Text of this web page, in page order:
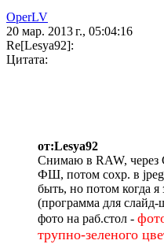
OperLV
20 мар. 2013 г., 05:04:16
Re[Lesya92]:
Цитата:
от:Lesya92
Снимаю в RAW, через
ФШ, потом сохр. в
быть, но потом когда
(программа для слайд-
фото на раб.стол -
трупно-зеленого